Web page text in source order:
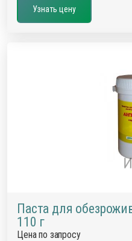
Узнать цену
Паста для
110 г
Цена по запросу